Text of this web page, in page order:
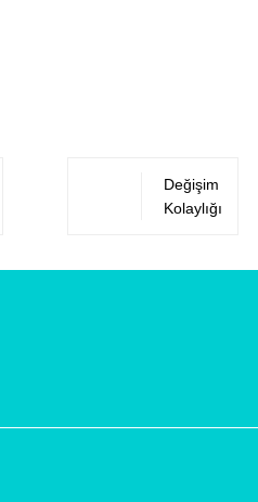
Değişim
Kolaylığı